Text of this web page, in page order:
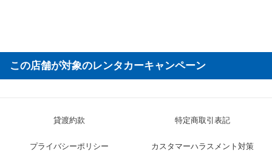
この店舗が対象のレンタカーキャンペーン
貸渡約款 特定商取引表記
プライバシーポリシー カスタマーハラスメント対策